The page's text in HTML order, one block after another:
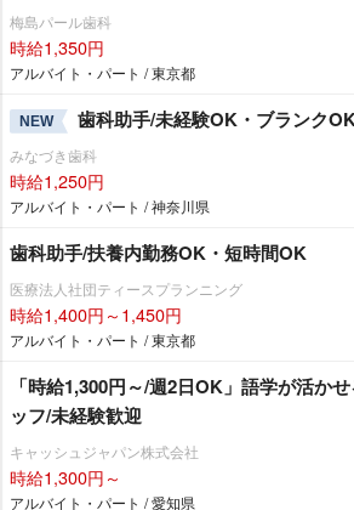
梅島パール歯科
時給1,350円
アルバイト・パート / 東京都
NEW 歯科助手/未経験OK・ブランク
みなづき歯科
時給1,250円
アルバイト・パート / 神奈川県
歯科助手/扶養内勤務OK・短時間OK
医療法人社団ティースプランニング
時給1,400円～1,450円
アルバイト・パート / 東京都
「時給1,300円～/週2日OK」語学が活か
ッフ/未経験歓迎
キャッシュジャパン株式会社
時給1,300円～
アルバイト・パート / 愛知県